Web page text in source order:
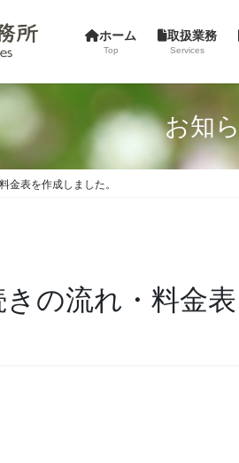
ホーム
Top
取扱業務
Services
お知
金表を作成しました。
の流れ・料金